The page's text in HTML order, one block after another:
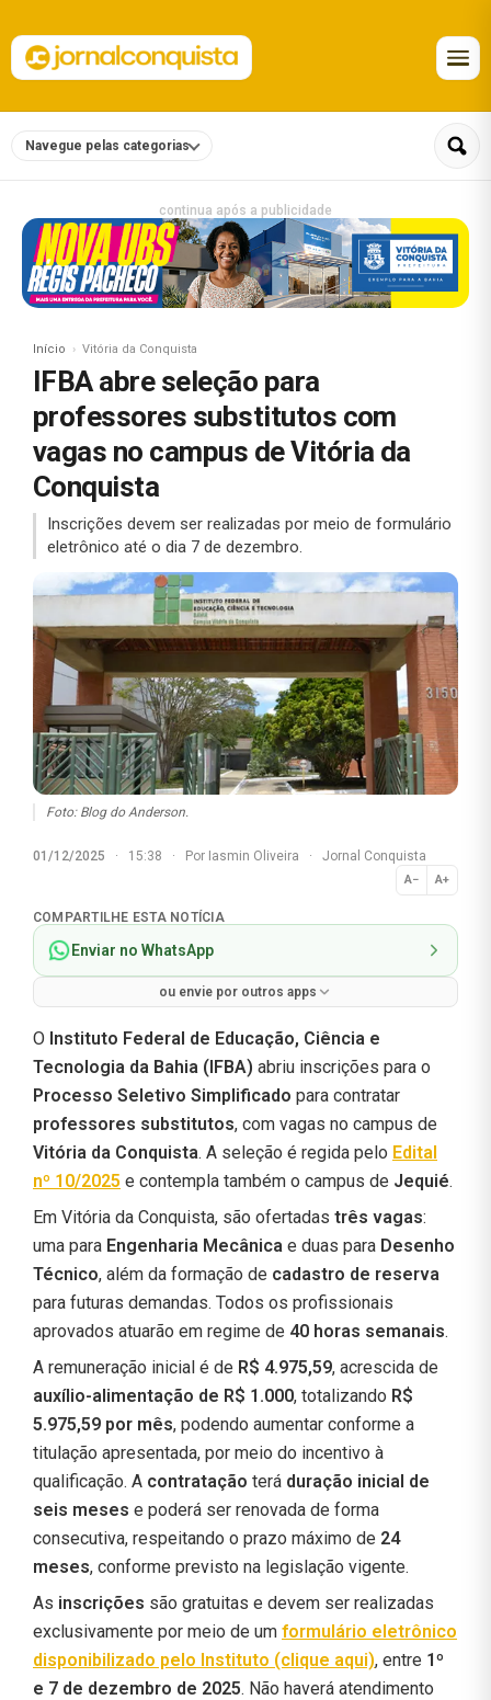
Navegue pelas categorias
continua após a publicidade
Início Vitória da Conquista
IFBA abre seleção para
professores substitutos com
vagas no campus de Vitória da
Conquista
Inscrições devem ser realizadas por meio de formulário
eletrônico até o dia 7 de dezembro.
Foto: Blog do Anderson.
01/12/2025 · 15:38 · Por Iasmin Oliveira · Jornal Conquista
A− A+
Normal
COMPARTILHE ESTA NOTÍCIA
Enviar no WhatsApp
ou envie por outros apps
O Instituto Federal de Educação, Ciência e
Tecnologia da Bahia (IFBA) abriu inscrições para o
Processo Seletivo Simplificado para contratar
professores substitutos, com vagas no campus de
Vitória da Conquista. A seleção é regida pelo Edital
nº 10/2025 e contempla também o campus de Jequié.
Em Vitória da Conquista, são ofertadas três vagas:
uma para Engenharia Mecânica e duas para Desenho
Técnico, além da formação de cadastro de reserva
para futuras demandas. Todos os profissionais
aprovados atuarão em regime de 40 horas semanais.
A remuneração inicial é de R$ 4.975,59, acrescida de
auxílio-alimentação de R$ 1.000, totalizando R$
5.975,59 por mês, podendo aumentar conforme a
titulação apresentada, por meio do incentivo à
qualificação. A contratação terá duração inicial de
seis meses e poderá ser renovada de forma
consecutiva, respeitando o prazo máximo de 24
meses, conforme previsto na legislação vigente.
As inscrições são gratuitas e devem ser realizadas
exclusivamente por meio de um formulário eletrônico
disponibilizado pelo Instituto (clique aqui), entre 1º
e 7 de dezembro de 2025. Não haverá atendimento